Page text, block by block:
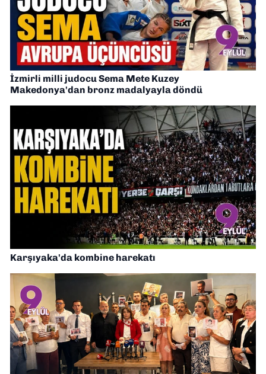
İzmirli milli judocu Sema Mete Kuzey
Makedonya'dan bronz madalyayla döndü
Karşıyaka'da kombine harekatı